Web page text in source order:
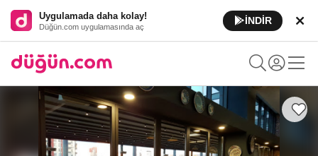
Uygulamada daha kolay!
Düğün.com uygulamasında aç
İNDİR